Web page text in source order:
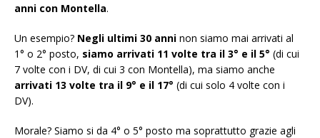
anni con Montella.
Un esempio? Negli ultimi 30 anni non siamo mai arrivati al
1° o 2° posto, siamo arrivati 11 volte tra il 3° e il 5° (di cui
7 volte con i DV, di cui 3 con Montella), ma siamo anche
arrivati 13 volte tra il 9° e il 17° (di cui solo 4 volte con i
DV).
Morale? Siamo si da 4° o 5° posto ma soprattutto grazie agli